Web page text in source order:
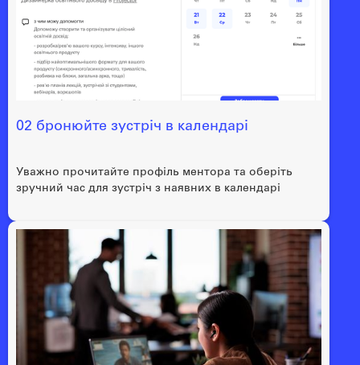
02 бронюйте зустріч в календарі
Уважно прочитайте профіль ментора та оберіть
зручний час для зустріч з наявних в календарі